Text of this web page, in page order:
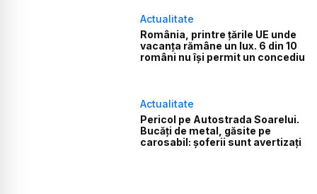
Actualitate
România, printre țările UE unde
vacanța rămâne un lux. 6 din 10
români nu își permit un concediu
Actualitate
Pericol pe Autostrada Soarelui.
Bucăți de metal, găsite pe
carosabil: șoferii sunt avertizați